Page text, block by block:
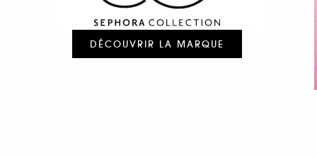
DÉCOUVRIR LA MARQUE